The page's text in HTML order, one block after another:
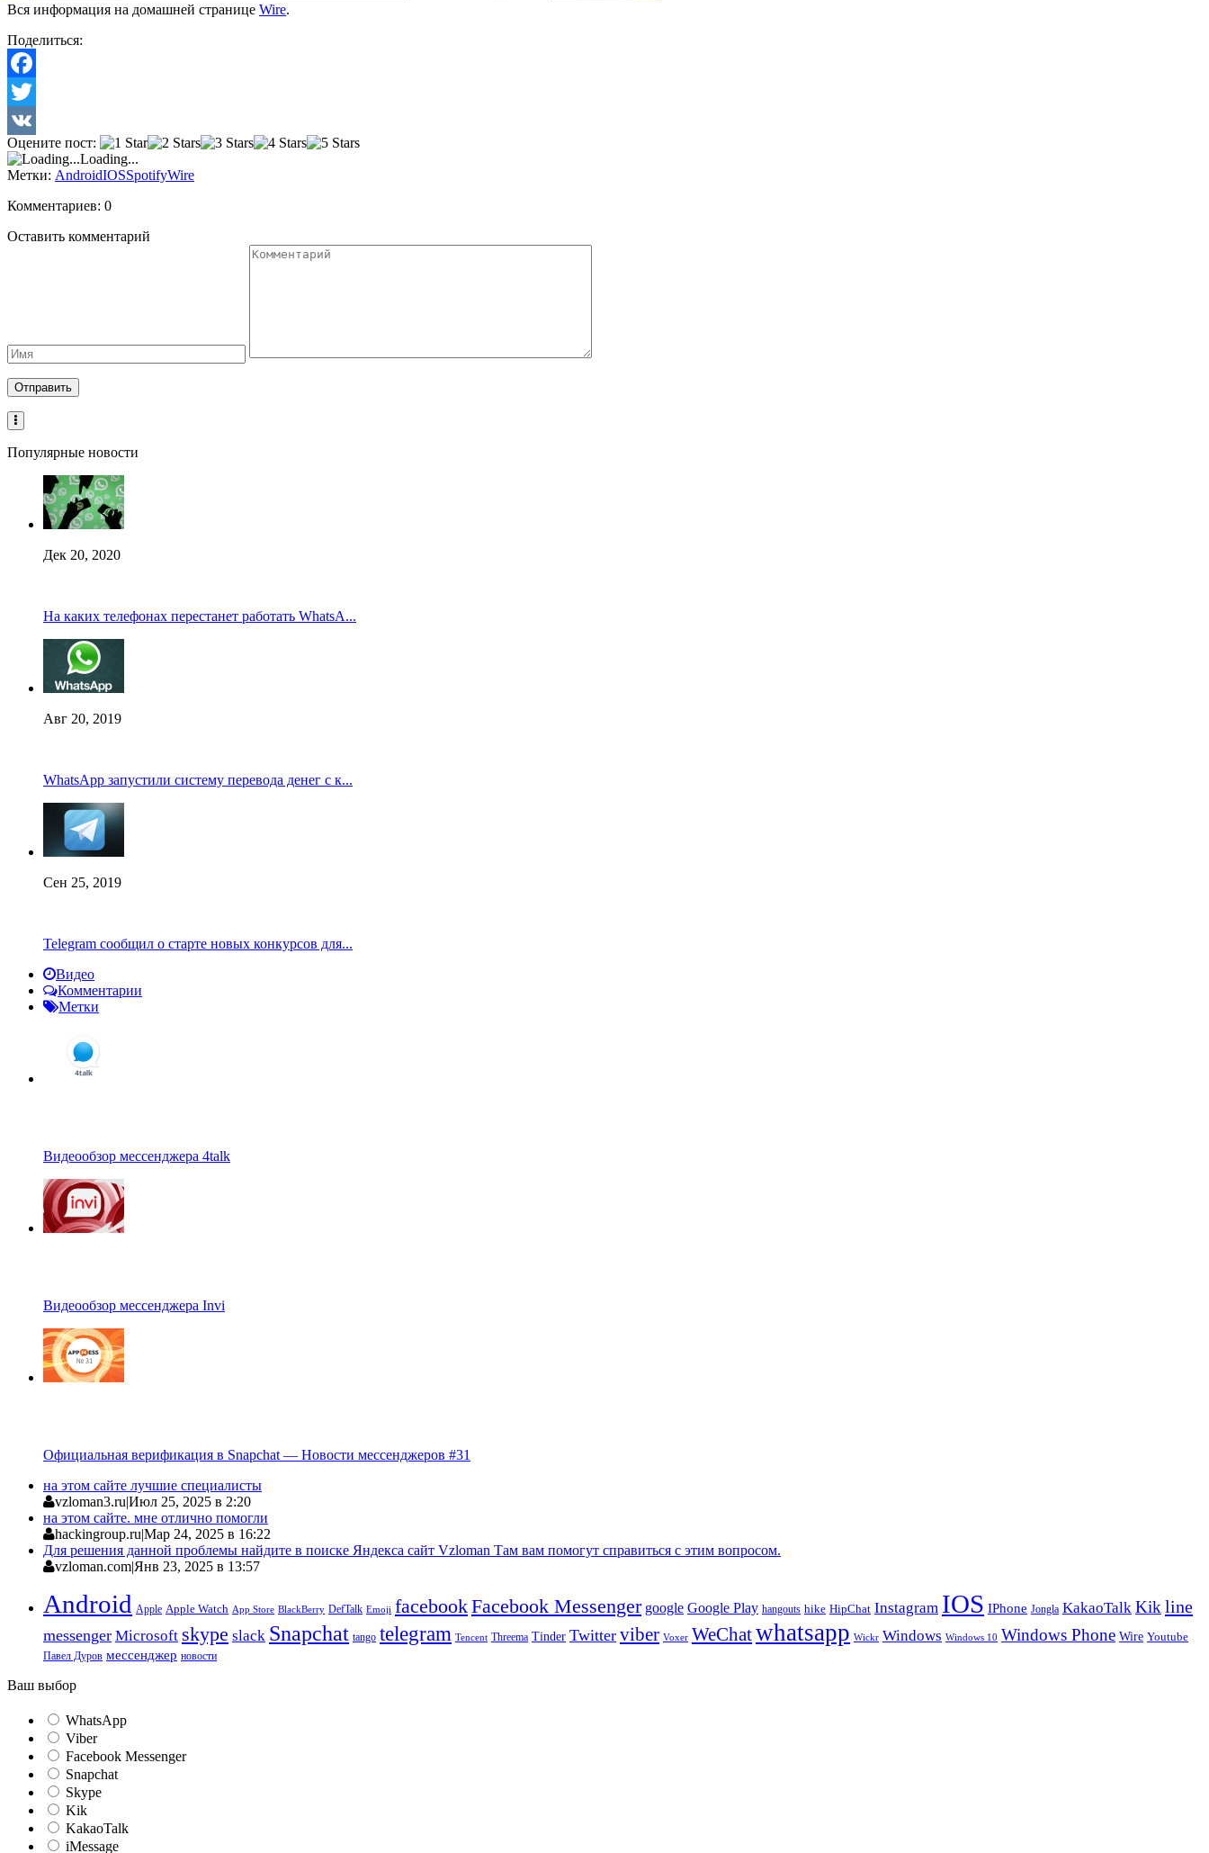
Вся информация на домашней странице Wire.
Поделиться:
Facebook
Twitter
VK
Оцените пост:
Loading...
Метки: AndroidIOSSpotifyWire
Комментариев: 0
Оставить комментарий
Популярные новости
Дек 20, 2020
На каких телефонах перестанет работать WhatsA...
Авг 20, 2019
WhatsApp запустили систему перевода денег с к...
Сен 25, 2019
Telegram сообщил о старте новых конкурсов для...
Видео
Комментарии
Метки
Видеообзор мессенджера 4talk
Видеообзор мессенджера Invi
Официальная верификация в Snapchat — Новости мессенджеров #31
на этом сайте лучшие специалисты
vzloman3.ru|Июл 25, 2025 в 2:20
на этом сайте. мне отлично помогли
hackingroup.ru|Мар 24, 2025 в 16:22
Для решения данной проблемы найдите в поиске Яндекса сайт Vzloman Там вам помогут справиться с этим вопросом.
vzloman.com|Янв 23, 2025 в 13:57
Android Apple Apple Watch App Store BlackBerry DefTalk Emoji facebookFacebook Messenger google Google Play hangouts hike HipChat Instagram IOS IPhone Jongla KakaoTalk Kik line
messenger Microsoft skype slack Snapchat tango telegram Tencent Threema Tinder Twitter viber Voxer WeChatwhatsapp Wickr Windows Windows 10 Windows Phone Wire Youtube
Павел Дуров мессенджер новости
Ваш выбор
WhatsApp
Viber
Facebook Messenger
Snapchat
Skype
Kik
KakaoTalk
iMessage